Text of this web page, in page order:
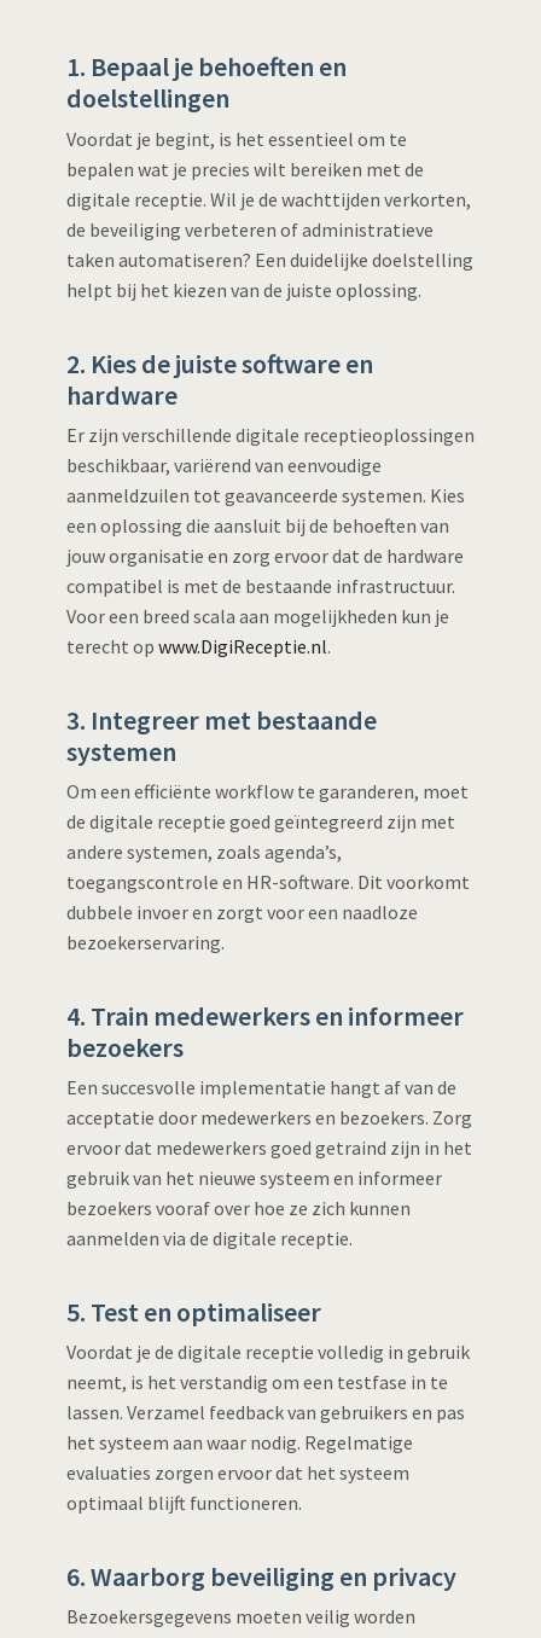
1. Bepaal je behoeften en
doelstellingen
Voordat je begint, is het essentieel om te
bepalen wat je precies wilt bereiken met de
digitale receptie. Wil je de wachttijden verkorten,
de beveiliging verbeteren of administratieve
taken automatiseren? Een duidelijke doelstelling
helpt bij het kiezen van de juiste oplossing.
2. Kies de juiste software en
hardware
Er zijn verschillende digitale receptieoplossingen
beschikbaar, variërend van eenvoudige
aanmeldzuilen tot geavanceerde systemen. Kies
een oplossing die aansluit bij de behoeften van
jouw organisatie en zorg ervoor dat de hardware
compatibel is met de bestaande infrastructuur.
Voor een breed scala aan mogelijkheden kun je
terecht op www.DigiReceptie.nl.
3. Integreer met bestaande
systemen
Om een efficiënte workflow te garanderen, moet
de digitale receptie goed geïntegreerd zijn met
andere systemen, zoals agenda’s,
toegangscontrole en HR-software. Dit voorkomt
dubbele invoer en zorgt voor een naadloze
bezoekerservaring.
4. Train medewerkers en informeer
bezoekers
Een succesvolle implementatie hangt af van de
acceptatie door medewerkers en bezoekers. Zorg
ervoor dat medewerkers goed getraind zijn in het
gebruik van het nieuwe systeem en informeer
bezoekers vooraf over hoe ze zich kunnen
aanmelden via de digitale receptie.
5. Test en optimaliseer
Voordat je de digitale receptie volledig in gebruik
neemt, is het verstandig om een testfase in te
lassen. Verzamel feedback van gebruikers en pas
het systeem aan waar nodig. Regelmatige
evaluaties zorgen ervoor dat het systeem
optimaal blijft functioneren.
6. Waarborg beveiliging en privacy
Bezoekersgegevens moeten veilig worden